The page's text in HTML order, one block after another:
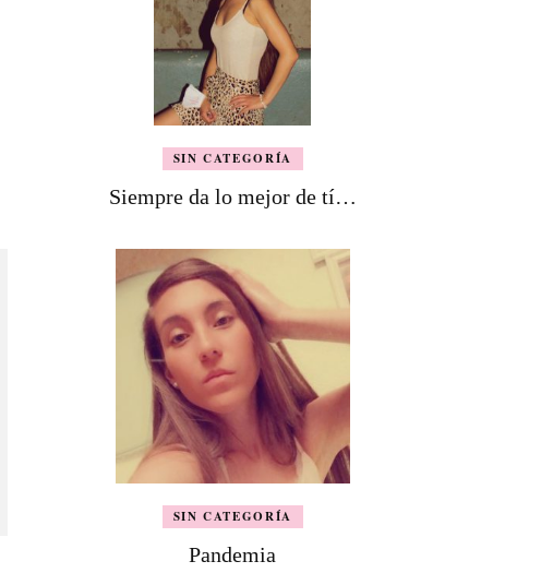
SIN CATEGORÍA
Siempre da lo mejor de tí…
SIN CATEGORÍA
Pandemia